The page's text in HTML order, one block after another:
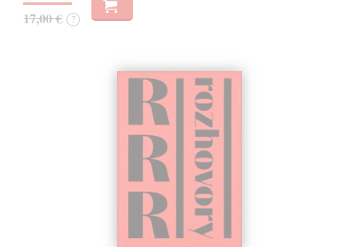
17,00 € ?